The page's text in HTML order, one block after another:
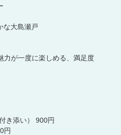
な大島瀬戸
力が一度に楽しめる、満足度
き添い） 900円
円